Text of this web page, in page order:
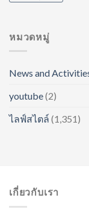
หมวดหมู่
News and
youtube(2)
ไลฟ์สไตล์ (1,351)
เกี่ยวกับเรา